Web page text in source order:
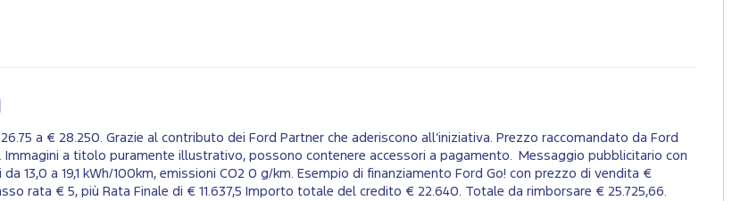
a € 28.250. Grazie al contributo dei Ford Partner che aderiscono all’iniziativa. Prezzo raccomandato da Ford
a titolo puramente illustrativo, possono contenere accessori a pagamento. Messaggio pubblicitario con
13,0 a 19,1 kWh/100km, emissioni CO2 0 g/km. Esempio di finanziamento Ford Go! con prezzo di vendita €
rata € 5, più Rata Finale di € 11.637,5 Importo totale del credito € 22.640. Totale da rimborsare € 25.725,66.